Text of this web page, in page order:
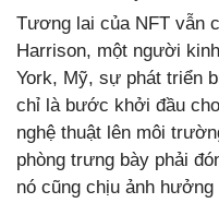
Tương lai của NFT vẫn
Harrison, một người
York, Mỹ, sự phát triển
chỉ là bước khởi đầu
nghệ thuật lên môi
phòng trưng bày phải
nó cũng chịu ảnh